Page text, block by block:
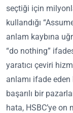
seçtiği için
kullandığı
anlam kaybına
“do nothing”
yaratıcı çeviri
anlamı ifade
başarılı bir
hata, HSBC’ye